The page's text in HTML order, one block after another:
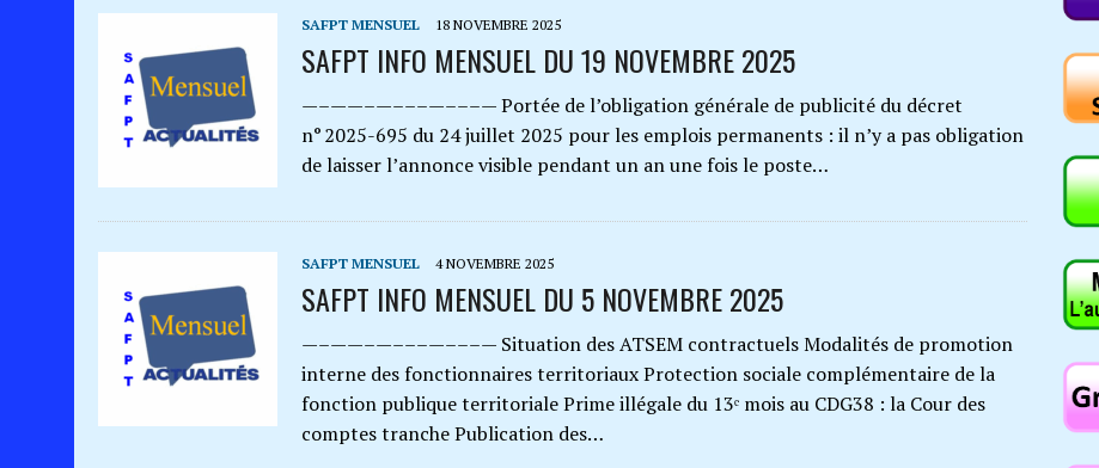
SAFPT MENSUEL 18 NOVEMBRE 2025
SAFPT INFO MENSUEL DU 19 NOVEMBRE 2025
—–——–—–––—–––— Portée de l’obligation générale de publicité du décret
n° 2025-695 du 24 juillet 2025 pour les emplois permanents : il n’y a pas obligation
de laisser l’annonce visible pendant un an une fois le poste…
SAFPT MENSUEL 4 NOVEMBRE 2025
SAFPT INFO MENSUEL DU 5 NOVEMBRE 2025
—–——–—–––—–––— Situation des ATSEM contractuels Modalités de promotion
interne des fonctionnaires territoriaux Protection sociale complémentaire de la
fonction publique territoriale Prime illégale du 13ᵉ mois au CDG38 : la Cour des
comptes tranche Publication des…